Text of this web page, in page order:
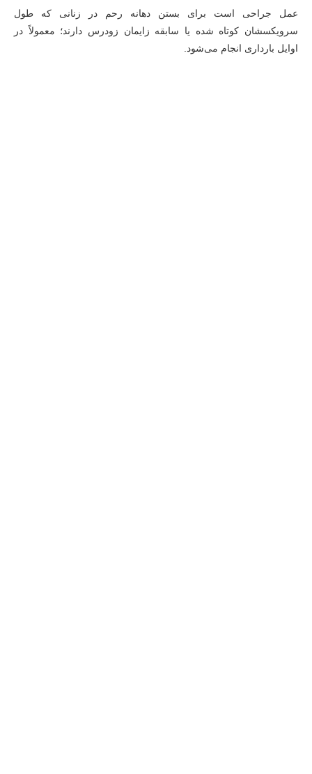
عمل جراحی است برای بستن دهانه رحم در زنانی که طول
سرویکسشان کوتاه شده یا سابقه زایمان زودرس دارند؛ معمولاً در
اوایل بارداری انجام می‌شود.